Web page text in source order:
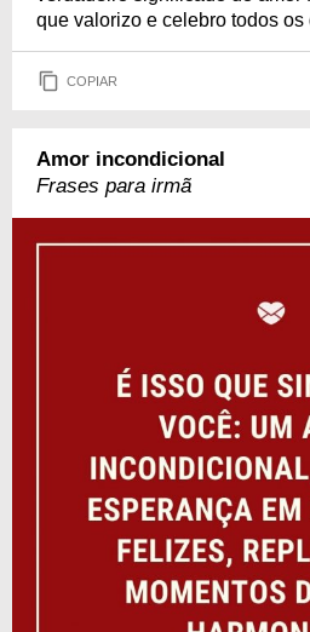
que valorizo e celebro todos os
COPIAR
Amor incondicional
Frases para irmã